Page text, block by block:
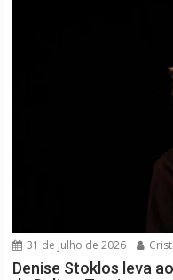
31 de julho de 2026
Denise Stoklos leva